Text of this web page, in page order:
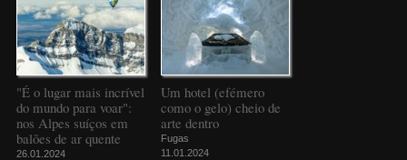
"É o lugar mais incrível
do mundo para voar":
nos Alpes suíços em
balões de ar quente
26.01.2024
Um hotel (efémero
como o gelo) cheio de
arte dentro
Fugas
11.01.2024